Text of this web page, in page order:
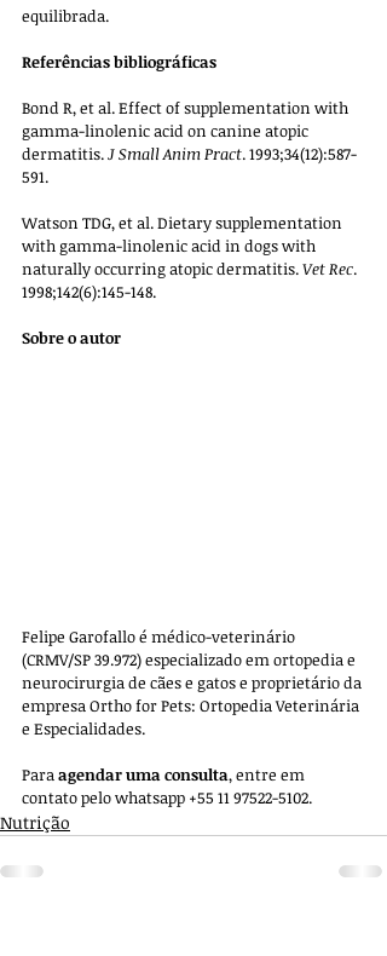
equilibrada.
Referências bibliográficas
Bond R, et al. Effect of supplementation with
gamma-linolenic acid on canine atopic
dermatitis. J Small Anim Pract. 1993;34(12):587-
591.
Watson TDG, et al. Dietary supplementation
with gamma-linolenic acid in dogs with
naturally occurring atopic dermatitis. Vet Rec.
1998;142(6):145-148.
Sobre o autor
Felipe Garofallo é médico-veterinário
(CRMV/SP 39.972) especializado em ortopedia e
neurocirurgia de cães e gatos e proprietário da
empresa Ortho for Pets: Ortopedia Veterinária
e Especialidades.
Para agendar uma consulta, entre em
contato pelo whatsapp +55 11 97522-5102.
Nutrição